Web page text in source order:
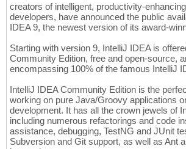
creators of intelligent, productivity-
developers, have announced the public
IDEA 9, the newest version of its award-
Starting with version 9, IntelliJ IDEA is
Community Edition, free and open-source,
encompassing 100% of the famous IntelliJ
IntelliJ IDEA Community Edition is the
working on pure Java/Groovy applications
development. It has all the crown jewels of
including numerous refactorings and code
assistance, debugging, TestNG and JUnit
Subversion and Git support, as well as Ant